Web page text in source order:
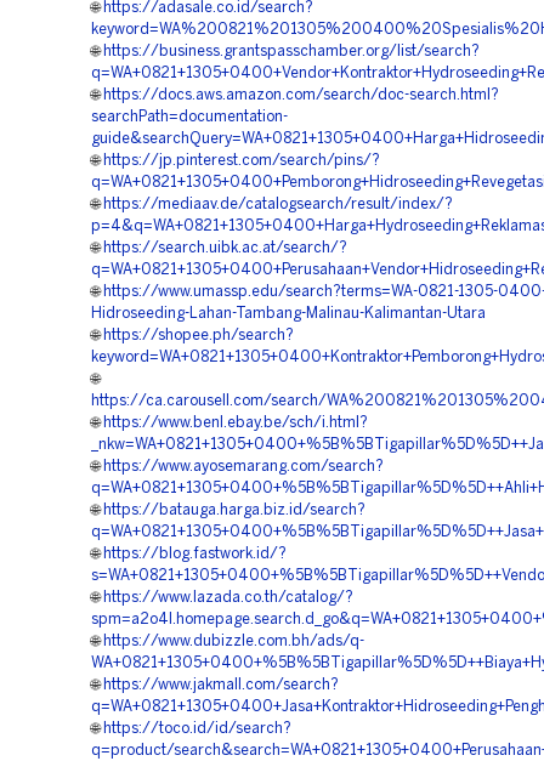
🌐 https://adasale.co.id/search?
🌐 https://business.grantspasschamber.org/list/search?
🌐 https://docs.aws.amazon.com/search/doc-search.html?
searchPath=documentation-
🌐 https://jp.pinterest.com/search/pins/?
🌐 https://mediaav.de/catalogsearch/result/index/?
🌐 https://search.uibk.ac.at/search/?
🌐 https://www.umassp.edu/search?terms=WA-0821-1305-
Hidroseeding-Lahan-Tambang-Malinau-Kalimantan-Utara
🌐 https://shopee.ph/search?
🌐
https://ca.carousell.com/search/
🌐 https://www.benl.ebay.be/sch/i.html?
🌐 https://www.ayosemarang.com/search?
🌐 https://batauga.harga.biz.id/search?
🌐 https://blog.fastwork.id/?
🌐 https://www.lazada.co.th/catalog/?
🌐 https://www.dubizzle.com.bh/ads/q-
🌐 https://www.jakmall.com/search?
🌐 https://toco.id/id/search?
q=product/